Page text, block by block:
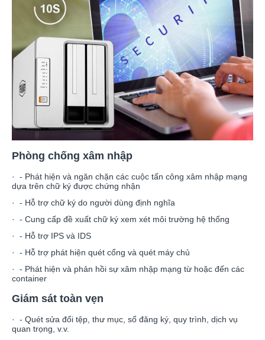
Phòng chống xâm nhập
· - Phát hiện và ngăn chặn các cuộc tấn công xâm nhập mạng
dựa trên chữ ký được chứng nhận
· - Hỗ trợ chữ ký do người dùng định nghĩa
· - Cung cấp đề xuất chữ ký xem xét môi trường hệ thống
· - Hỗ trợ IPS và IDS
· - Hỗ trợ phát hiện quét cổng và quét máy chủ
· - Phát hiện và phản hồi sự xâm nhập mạng từ hoặc đến các
container
Giám sát toàn vẹn
· - Quét sửa đổi tệp, thư mục, sổ đăng ký, quy trình, dịch vụ
quan trọng, v.v.